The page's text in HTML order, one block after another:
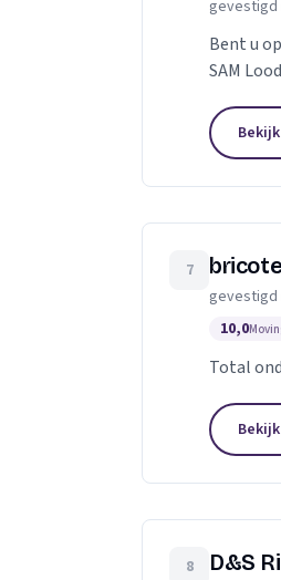
gevestigd
Bent u
SAM
7
gevestigd
10,0
8 D&S